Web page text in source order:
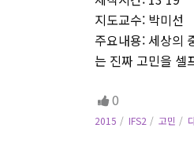
지도교수: 박미선
주요내용: 세상의
는 진짜 고민을 셀
0
2015 IFS2 고민